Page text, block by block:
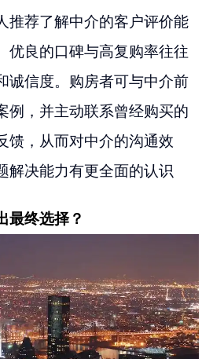
推荐了解中介的客户评价能
优良的口碑与高复购率往往
诚信度。购房者可与中介前
例，并主动联系曾经购买的
馈，从而对中介的沟通效
解决能力有更全面的认识
最终选择？